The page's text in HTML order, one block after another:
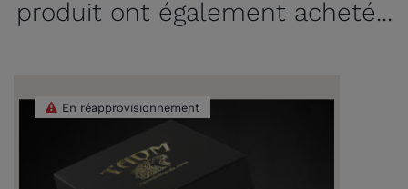
produit ont également acheté...
En réapprovisionnement